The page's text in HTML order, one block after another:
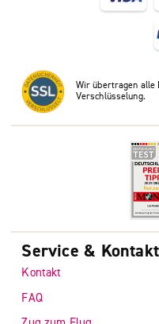
Wir übertragen alle
Verschlüsselung.
Service & Kontakt
Kontakt
FAQ